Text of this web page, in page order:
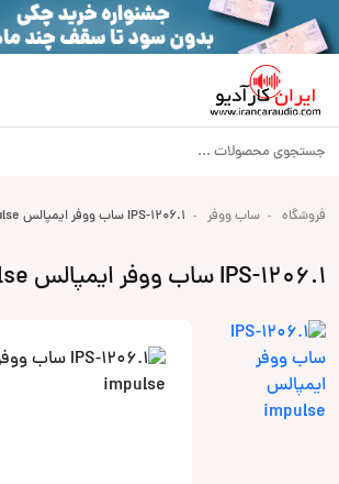
فروشگاه ساب ووفر 1.IPS-1206 ساب ووفر ایمپالس impulse
1.IPS-1206 ساب ووفر ایمپالس impulse